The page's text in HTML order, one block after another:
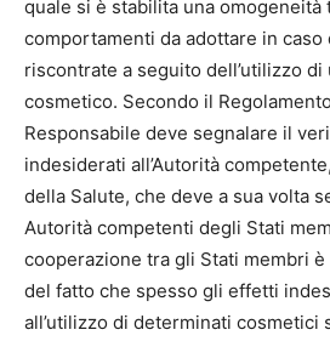
quale si è stabilita una omogeneità
comportamenti da adottare in caso
riscontrate a seguito dell’utilizzo
cosmetico. Secondo il
Responsabile deve segnalare il
indesiderati all’Autorità
della Salute, che deve a sua volta
Autorità competenti degli Stati
cooperazione tra gli Stati membri
del fatto che spesso gli effetti
all’utilizzo di determinati cosmetici